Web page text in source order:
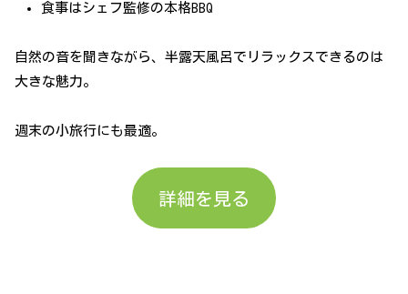
食事はシェフ監修の本格BBQ
自然の音を聞きながら、半露天風呂でリラックスできるのは
大きな魅力。
週末の小旅行にも最適。
詳細を見る